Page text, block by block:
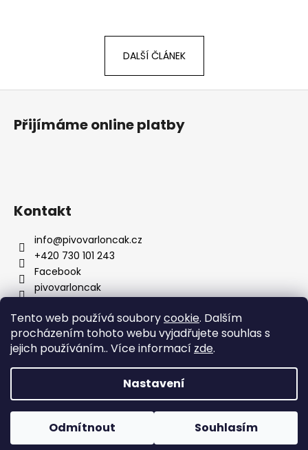
Tento web používá souborycookie. Dalším
procházením tohoto webu vyjadřujete souhlas s
jejich používáním.. Více informací zde.
Nastavení
Odmítnout Souhlasím
DALŠÍ ČLÁNEK
Přijímáme online platby
Kontakt
info@pivovarloncak.cz
+420 730 101 243
Facebook
pivovarloncak
Informace pro vás
O nás
Náležitosti obchodního místa
Moje objednávka
Kontakty